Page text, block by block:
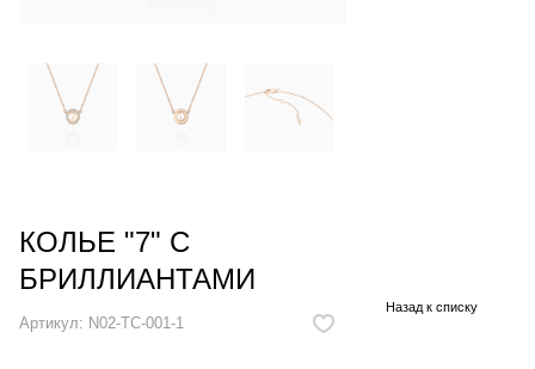
КОЛЬЕ "7" С
БРИЛЛИАНТАМИ
Артикул: N02-TC-001-1
Назад к списку